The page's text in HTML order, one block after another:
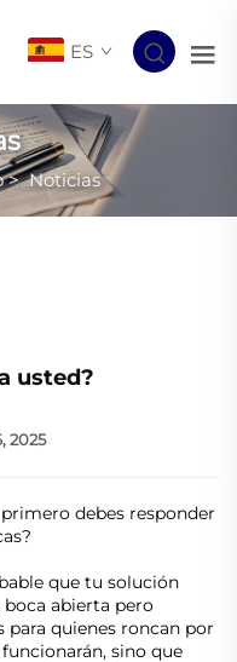
ES
>Noticias
usted?
2025
debes responder
que tu solución
abierta pero
para quienes roncan por
sino que